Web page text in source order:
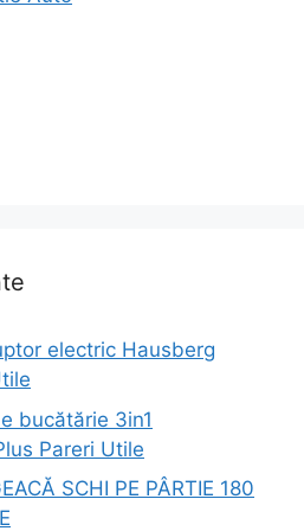
electric Hausberg
bucătărie 3in1
Pareri Utile
SCHI PE PÂRTIE 180